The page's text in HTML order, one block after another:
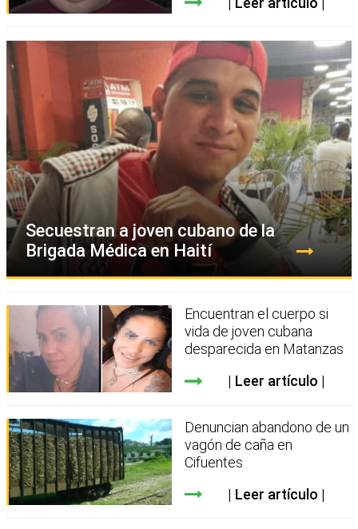
Secuestran a joven cubano de la
Brigada Médica en Haití
Encuentran el cuerpo si
vida de joven cubana
desparecida en Matanzas
Leer artículo
Denuncian abandono de un
vagón de caña en
Cifuentes
Leer artículo